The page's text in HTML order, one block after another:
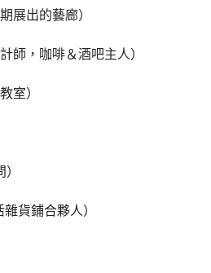
展出的藝廊）
師，咖啡＆酒吧主人）
室）
貨鋪合夥人）